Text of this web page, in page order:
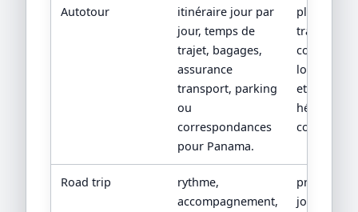
Autotour
itinéraire jour par
jour, temps de
trajet, bagages,
assurance
transport, parking
ou
correspondances
pour Panama.
plan de
transport,
conditions
location/
et
confirmés.
Road trip
rythme,
accompagnement,
jour par